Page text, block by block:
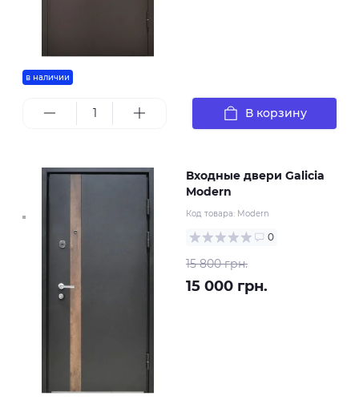
в наличии
В корзину
Входные двери Galicia
Modern
Код товара: Modern
0
15 800 грн.
15 000 грн.